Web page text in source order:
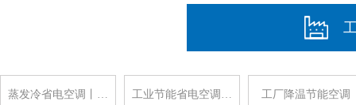
蒸发冷省电空调丨… 工业节能省电空调… 工厂降温节能空调